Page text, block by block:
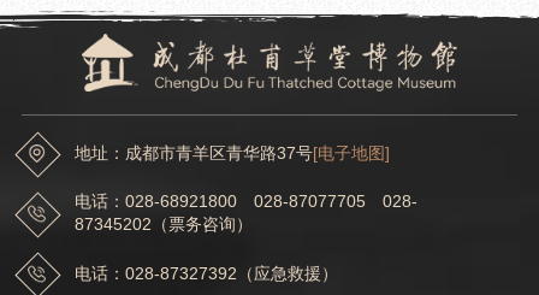
成都杜甫草堂博物馆开展第38个世界无烟日宣传活动
地址：成都市青羊区青华路37号[电子地图]
电话：028-68921800 028-87077705 028-
87345202（票务咨询）
电话：028-87327392（应急救援）